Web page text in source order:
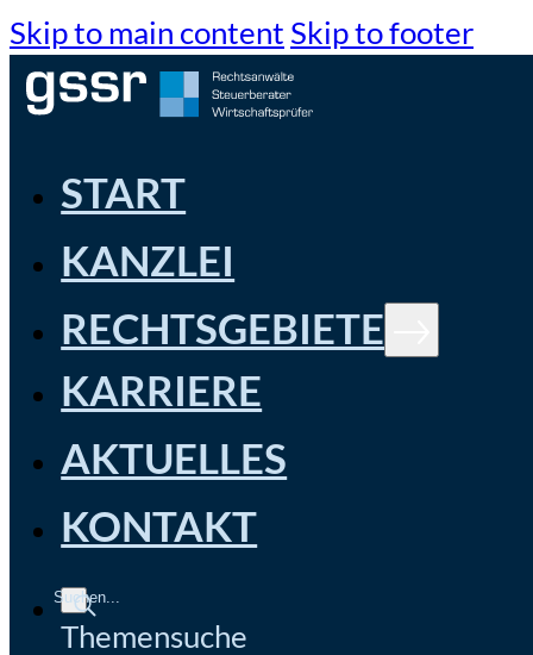
Skip to main content Skip to footer
START
KANZLEI
RECHTSGEBIETE
KARRIERE
AKTUELLES
KONTAKT
Themensuche